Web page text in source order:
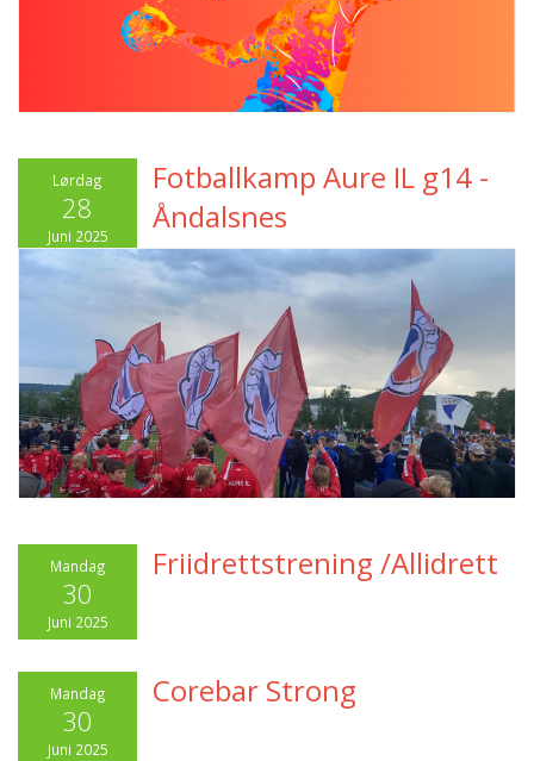
Lørdag
28
Juni 2025
Fotballkamp Aure IL g14 -
Åndalsnes
Mandag
30
Juni 2025
Friidrettstrening /Allidrett
Mandag
30
Juni 2025
Corebar Strong